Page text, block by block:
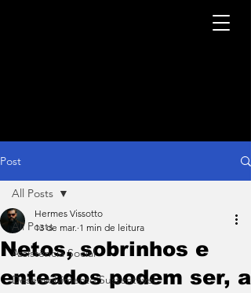
Post
All Posts
Assistência Social
Desenvolvimento Sustentável
All Posts
Netos, sobrinhos e
enteados podem ser, a
Hermes Vissotto
13 de mar. 1 min de leitura